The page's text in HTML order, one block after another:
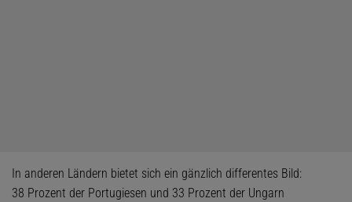
In anderen Ländern bietet sich ein gänzlich differentes Bild:
38 Prozent der Portugiesen und 33 Prozent der Ungarn